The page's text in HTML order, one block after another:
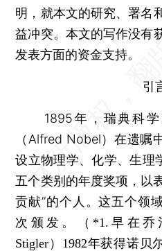
明，就本文的研究、署名
益冲突。本文的写作没有
发表方面的资金支持。
引
1895年，瑞典科学
（Alfred Nobel）在遗嘱
设立物理学、化学、生理
五个类别的年度奖项，以
贡献”的个人。这五个领
次颁发。
（*1.早在乔
Stigler）1982年获得诺贝